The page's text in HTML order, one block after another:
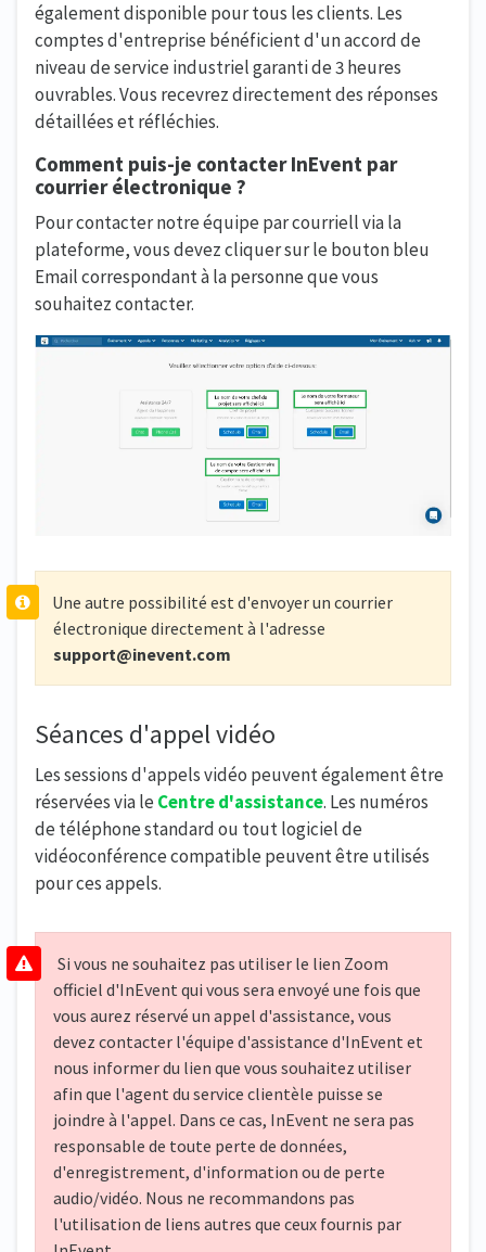
également disponible pour tous les clients. Les
comptes d'entreprise bénéficient d'un accord de
niveau de service industriel garanti de 3 heures
ouvrables. Vous recevrez directement des réponses
détaillées et réfléchies.
Comment puis-je contacter InEvent par
courrier électronique ?
Pour contacter notre équipe par courriell via la
plateforme, vous devez cliquer sur le bouton bleu
Email correspondant à la personne que vous
souhaitez contacter.
Une autre possibilité est d'envoyer un courrier
électronique directement à l'adresse
support@inevent.com
Séances d'appel vidéo
Les sessions d'appels vidéo peuvent également être
réservées via le Centre d'assistance. Les numéros
de téléphone standard ou tout logiciel de
vidéoconférence compatible peuvent être utilisés
pour ces appels.
Si vous ne souhaitez pas utiliser le lien Zoom
officiel d'InEvent qui vous sera envoyé une fois que
vous aurez réservé un appel d'assistance, vous
devez contacter l'équipe d'assistance d'InEvent et
nous informer du lien que vous souhaitez utiliser
afin que l'agent du service clientèle puisse se
joindre à l'appel. Dans ce cas, InEvent ne sera pas
responsable de toute perte de données,
d'enregistrement, d'information ou de perte
audio/vidéo. Nous ne recommandons pas
l'utilisation de liens autres que ceux fournis par